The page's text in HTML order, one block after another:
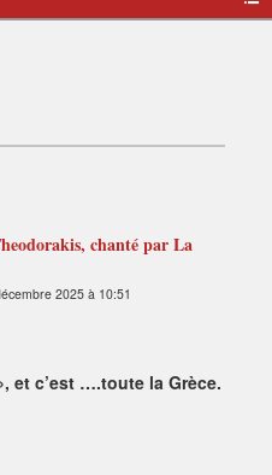
chanté par La
2025 à 10:51
et c’est ….toute la Grèce.